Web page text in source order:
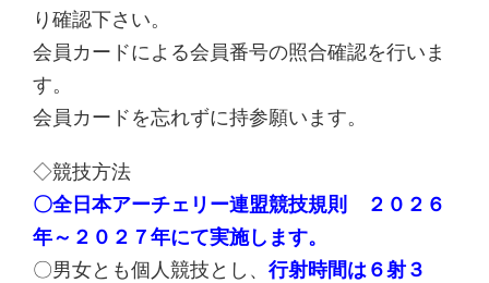
り確認下さい。
会員カードによる会員番号の照合確認を行いま
す。
会員カードを忘れずに持参願います。
◇競技方法
〇全日本アーチェリー連盟競技規則 ２０２６
年～２０２７年にて実施します。
〇男女とも個人競技とし、 行射時間は６射３